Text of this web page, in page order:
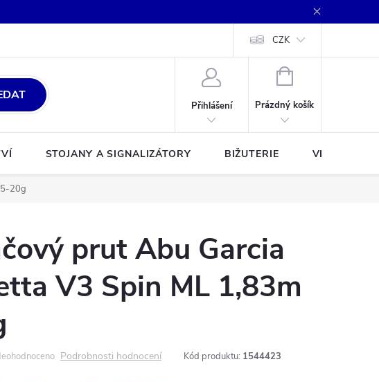
CZK
Přihlášení
NÁKUPNÍ
Prázdný košík
STOJANY A SIGNALIZÁTORY BIŽUTERIE VLASCE A
5-20g
prut Abu Garcia
V3 Spin ML 1,83m
Podrobnosti hodnocení Kód produktu: 1544423